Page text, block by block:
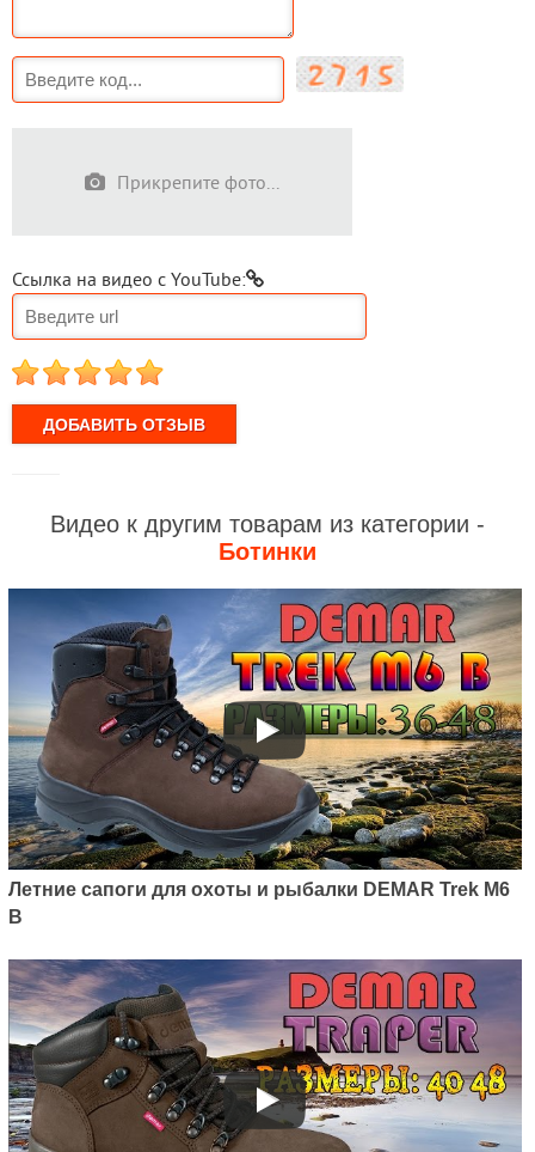
Прикрепите фото...
Ссылка на видео с YouTube:
1 2 3 4 5
Видео к другим товарам из категории -
Ботинки
Летние сапоги для охоты и рыбалки DEMAR Trek M6
B